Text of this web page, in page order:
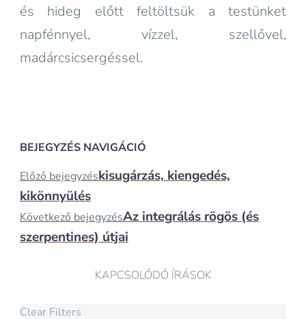
és hideg előtt feltöltsük a testünket
napfénnyel, vízzel, szellővel,
madárcsicsergéssel.
BEJEGYZÉS NAVIGÁCIÓ
Előző bejegyzéskisugárzás, kiengedés,
kikönnyülés
Következő bejegyzésAz integrálás rögös (és
szerpentines) útjai
KAPCSOLÓDÓ ÍRÁSOK
Clear Filters